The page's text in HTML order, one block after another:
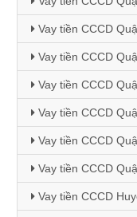
Vay tiền CCCD
Vay tiền CCCD
Vay tiền CCCD
Vay tiền CCCD
Vay tiền CCCD
Vay tiền CCCD
Vay tiền CCCD